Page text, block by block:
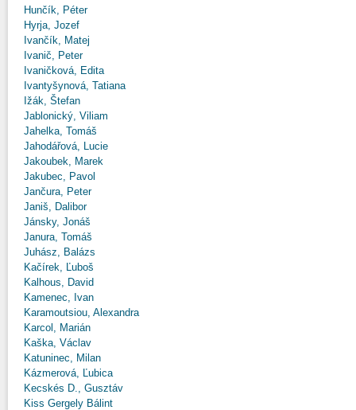
Hunčík, Péter
Hyrja, Jozef
Ivančík, Matej
Ivanič, Peter
Ivaničková, Edita
Ivantyšynová, Tatiana
Ižák, Štefan
Jablonický, Viliam
Jahelka, Tomáš
Jahodářová, Lucie
Jakoubek, Marek
Jakubec, Pavol
Jančura, Peter
Janiš, Dalibor
Jánsky, Jonáš
Janura, Tomáš
Juhász, Balázs
Kačírek, Ľuboš
Kalhous, David
Kamenec, Ivan
Karamoutsiou, Alexandra
Karcol, Marián
Kaška, Václav
Katuninec, Milan
Kázmerová, Ľubica
Kecskés D., Gusztáv
Kiss Gergely Bálint